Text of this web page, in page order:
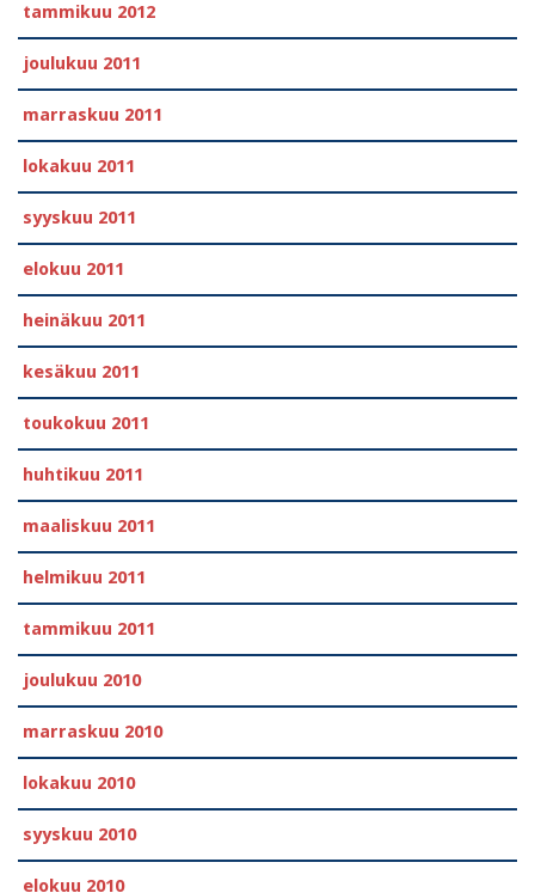
tammikuu 2012
joulukuu 2011
marraskuu 2011
lokakuu 2011
syyskuu 2011
elokuu 2011
heinäkuu 2011
kesäkuu 2011
toukokuu 2011
huhtikuu 2011
maaliskuu 2011
helmikuu 2011
tammikuu 2011
joulukuu 2010
marraskuu 2010
lokakuu 2010
syyskuu 2010
elokuu 2010